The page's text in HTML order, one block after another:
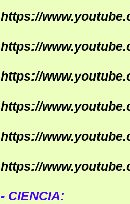
https://
https://
https://
https://
https://
https://
- CIENCIA: